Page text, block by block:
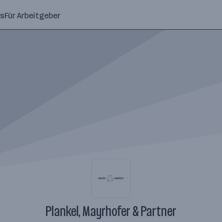
Für Arbeitgeber
Plankel, Mayrhofer & Partner